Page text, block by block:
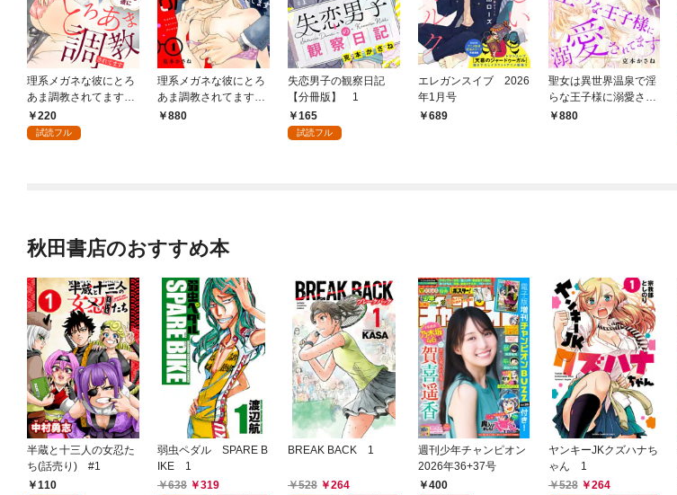
理系メガネな彼にとろ
あま調教されてます
1 220
試読フル
理系メガネな彼にとろ
あま調教されてます
【電子単行本】 1
880
失恋男子の観察日記
【分冊版】 1
165
試読フル
エレガンスイブ 2026
年1月号
689
聖女は異世界温泉で淫
らな王子様に溺愛され
てます【電子単行本】
880
秋田書店のおすすめ本
半蔵と十三人の女忍た
ち(話売り) #1
110
弱虫ペダル SPARE B
IKE 1
638
319
BREAK BACK 1
528 264
週刊少年チャンピオン
2026年36+37号
400
ヤンキーJKクズハナち
ゃん 1
528
264